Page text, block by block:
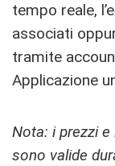
tempo reale,
associati
tramite
Applicazione
Nota: i prezzi
sono valide